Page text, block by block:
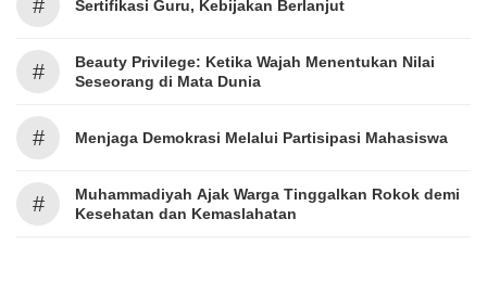
# Sertifikasi Guru, Kebijakan Berlanjut
#
Beauty Privilege: Ketika Wajah Menentukan Nilai
Seseorang di Mata Dunia
# Menjaga Demokrasi Melalui Partisipasi Mahasiswa
#
Muhammadiyah Ajak Warga Tinggalkan Rokok demi
Kesehatan dan Kemaslahatan